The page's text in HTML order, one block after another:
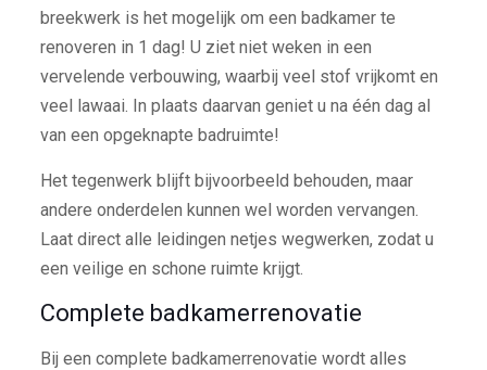
breekwerk is het mogelijk om een badkamer te
renoveren in 1 dag! U ziet niet weken in een
vervelende verbouwing, waarbij veel stof vrijkomt en
veel lawaai. In plaats daarvan geniet u na één dag al
van een opgeknapte badruimte!
Het tegenwerk blijft bijvoorbeeld behouden, maar
andere onderdelen kunnen wel worden vervangen.
Laat direct alle leidingen netjes wegwerken, zodat u
een veilige en schone ruimte krijgt.
Complete badkamerrenovatie
Bij een complete badkamerrenovatie wordt alles